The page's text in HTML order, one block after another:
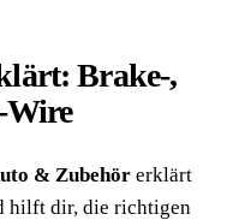
Brake-,
Wire
& Zubehör erklärt
hilft dir, die richtigen